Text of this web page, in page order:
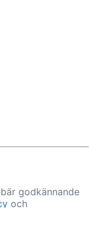
godkännande
och